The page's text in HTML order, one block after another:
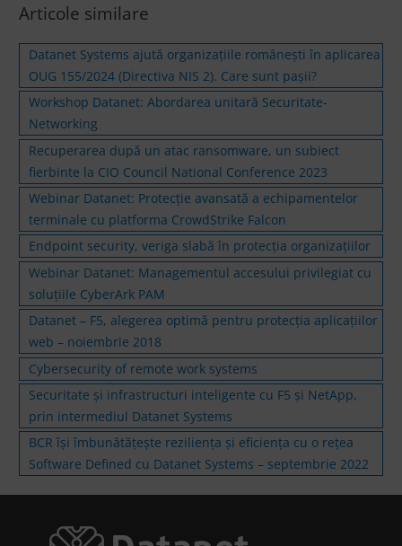
Articole similare
Datanet Systems ajută organizațiile românești în aplicarea
OUG 155/2024 (Directiva NIS 2). Care sunt pașii?
Workshop Datanet: Abordarea unitară Securitate-
Networking
Recuperarea după un atac ransomware, un subiect
fierbinte la CIO Council National Conference 2023
Webinar Datanet: Protecție avansată a echipamentelor
terminale cu platforma CrowdStrike Falcon
Endpoint security, veriga slabă în protecția organizațiilor
Webinar Datanet: Managementul accesului privilegiat cu
soluțiile CyberArk PAM
Datanet – F5, alegerea optimă pentru protecția aplicațiilor
web – noiembrie 2018
Cybersecurity of remote work systems
Securitate și infrastructuri inteligente cu F5 și NetApp,
prin intermediul Datanet Systems
BCR își îmbunătățește reziliența și eficiența cu o rețea
Software Defined cu Datanet Systems – septembrie 2022